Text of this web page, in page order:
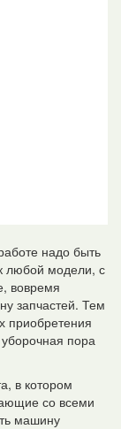
надо быть
любой модели, с
вовремя
запчастей. Тем
приобретения
пора
в котором
со всеми
машину